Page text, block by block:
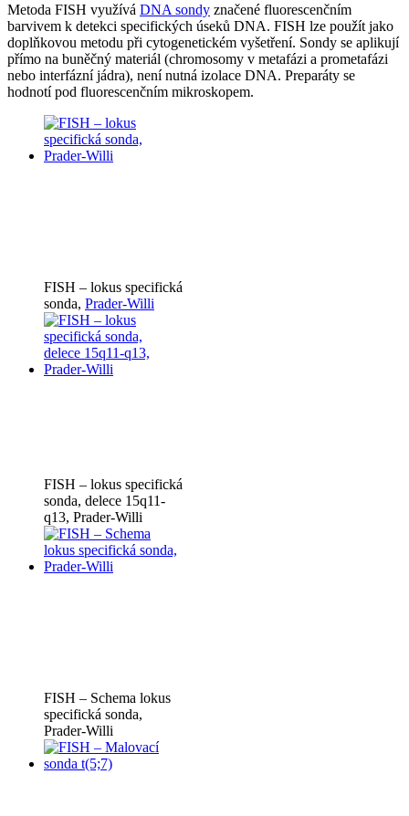
Metoda FISH využívá DNA sondy značené fluorescenčním
barvivem k detekci specifických úseků DNA. FISH lze použít jako
doplňkovou metodu při cytogenetickém vyšetření. Sondy se aplikují
přímo na buněčný materiál (chromosomy v metafázi a prometafázi
nebo interfázní jádra), není nutná izolace DNA. Preparáty se
hodnotí pod fluorescenčním mikroskopem.
FISH – lokus specifická
sonda, Prader-Willi
FISH – lokus specifická
sonda, delece 15q11-
q13, Prader-Willi
FISH – Schema lokus
specifická sonda,
Prader-Willi